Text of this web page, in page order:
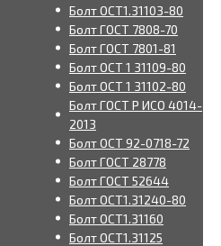
Болт ОСТ1.31103-80
Болт ГОСТ 7808-70
Болт ГОСТ 7801-81
Болт ОСТ 1 31109-80
Болт ОСТ 1 31102-80
Болт ГОСТ Р ИСО 4014-
2013
Болт ОСТ 92-0718-72
Болт ГОСТ 28778
Болт ГОСТ 52644
Болт ОСТ1.31240-80
Болт ОСТ1.31160
Болт ОСТ1.31125